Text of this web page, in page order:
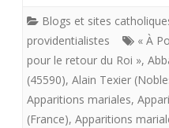
Flotte
offre
Blogs et sites
providentialistes
« À
pour le retour du Roi »,
(45590), Alain Texier
Apparitions mariales,
(France), Apparitions